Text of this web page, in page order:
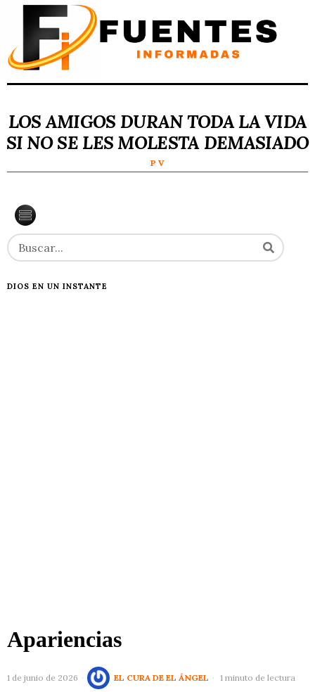
LOS AMIGOS DURAN TODA LA VIDA
SI NO SE LES MOLESTA DEMASIADO
P V
DIOS EN UN INSTANTE
Apariencias
1 de junio de 2026 EL CURA DE EL ÁNGEL 1 minuto de lectura